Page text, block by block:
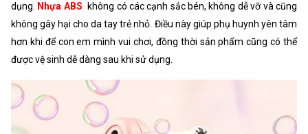
dụng. Nhựa ABS không có các cạnh sắc bén, không dễ vỡ và cũng
không gây hại cho da tay trẻ nhỏ. Điều này giúp phụ huynh yên tâm
hơn khi để con em mình vui chơi, đồng thời sản phẩm cũng có thể
được vệ sinh dễ dàng sau khi sử dụng.